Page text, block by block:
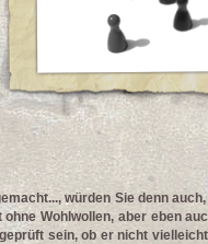
würden Sie denn
Wohlwollen, aber eben
sein, ob er nicht